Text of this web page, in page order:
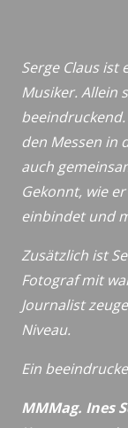
Serge Claus
Musiker. Allein
den Messen in
auch
Gekonnt, wie
einbindet und
Zusätzlich ist
Fotograf mit
Journalist
Niveau.
Ein
MMMag. Ines